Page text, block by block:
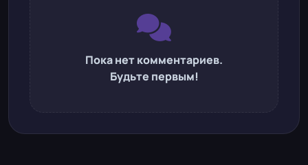
Пока нет комментариев.
Будьте первым!